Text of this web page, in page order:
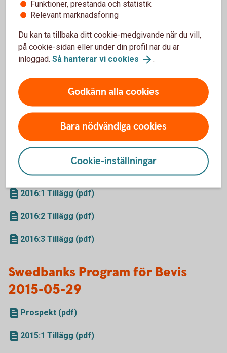
2016-04-29
2016:1 Tillägg (pdf)
2016:3 Tillägg (pdf)
Swedbanks Program för Warranter
2016-04-29
Prospekt (pdf)
2016:1 Tillägg (pdf)
2016:2 Tillägg (pdf)
2016:3 Tillägg (pdf)
Swedbanks Program för Bevis
2015-05-29
Prospekt (pdf)
2015:1 Tillägg (pdf)
Funktioner, prestanda och statistik
Relevant marknadsföring
Du kan ta tillbaka ditt cookie-medgivande när du vill,
på cookie-sidan eller under din profil när du är
inloggad. Så hanterar vi cookies .
Godkänn alla cookies
Bara nödvändiga cookies
Cookie-inställningar